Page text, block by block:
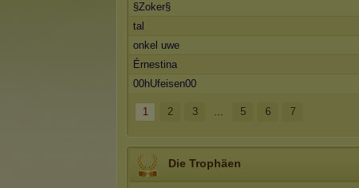
§Zoker§
tal
onkel uwe
Érnestina
00hUfeisen00
1 2 3 ... 5 6 7
Die Trophäen